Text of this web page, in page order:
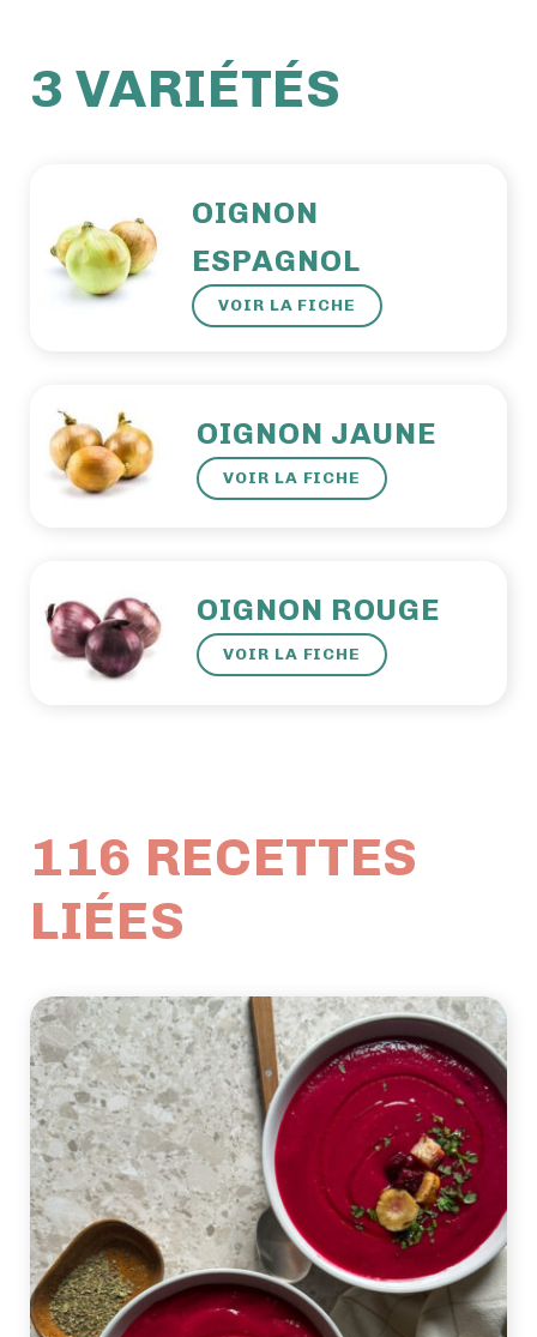
3 VARIÉTÉS
OIGNON
ESPAGNOL
VOIR LA FICHE
OIGNON JAUNE
VOIR LA FICHE
OIGNON ROUGE
VOIR LA FICHE
116 RECETTES
LIÉES